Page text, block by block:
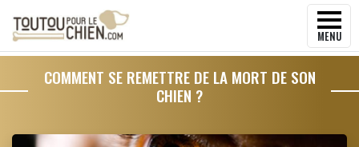
MENU
COMMENT SE REMETTRE DE LA MORT DE SON
CHIEN ?